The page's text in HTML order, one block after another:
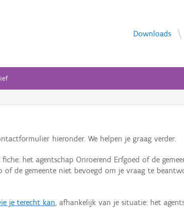
Downloads
hieronder. We helpen je graag verder.
het agentschap Onroerend Erfgoed of de
de gemeente niet bevoegd om je vraag te
je terecht kan, afhankelijk van je situatie: het